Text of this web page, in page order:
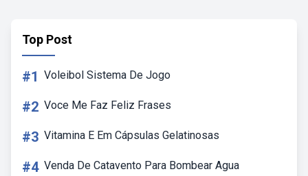
Top Post
#1 Voleibol Sistema De Jogo
#2 Voce Me Faz Feliz Frases
#3 Vitamina E Em Cápsulas Gelatinosas
#4 Venda De Catavento Para Bombear Agua